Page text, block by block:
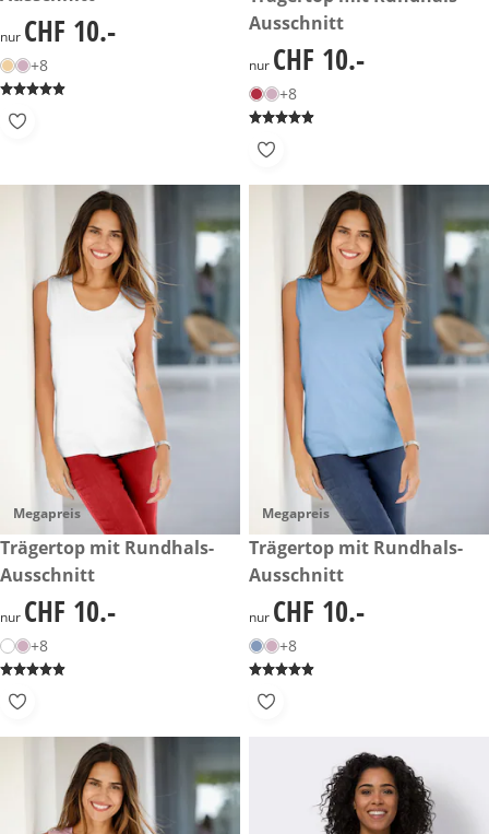
CHF 10.-
nur CHF 10.-
+8
Ausschnitt
CHF 10.-
nur CHF 10.-
+8
Megapreis
CHF 10.-
Trägertop mit Rundhals-
Ausschnitt
CHF 10.-
nur CHF 10.-
+8
Megapreis
CHF 10.-
Trägertop mit Rundhals-
Ausschnitt
CHF 10.-
nur CHF 10.-
+8